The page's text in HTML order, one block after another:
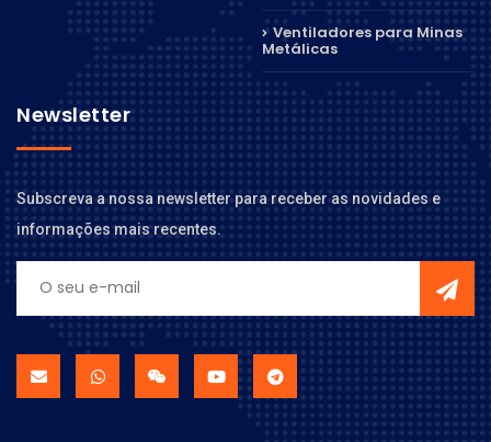
Ventiladores para Minas
Metálicas
Newsletter
Subscreva a nossa newsletter para receber as novidades e
informações mais recentes.